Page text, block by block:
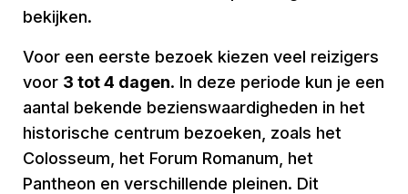
bekijken.
Voor een eerste bezoek kiezen veel reizigers
voor 3 tot 4 dagen. In deze periode kun je een
aantal bekende bezienswaardigheden in het
historische centrum bezoeken, zoals het
Colosseum, het Forum Romanum, het
Pantheon en verschillende pleinen. Dit